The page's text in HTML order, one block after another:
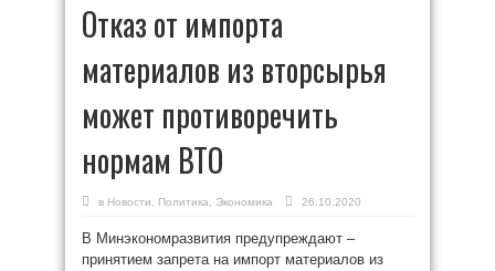
Отказ от импорта
материалов из вторсырья
может противоречить
нормам ВТО
в Новости Политика Экономика 26.10.2020
В Минэкономразвития предупреждают –
принятием запрета на импорт материалов из